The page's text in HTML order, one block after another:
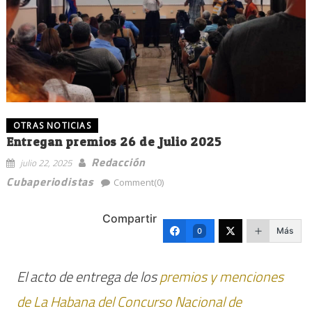
OTRAS NOTICIAS
Entregan premios 26 de Julio 2025
julio 22, 2025
Redacción
Cubaperiodistas
Comment(0)
Compartir
0 Más
El acto de entrega de lospremios y menciones
de La Habanadel Concurso Nacional de